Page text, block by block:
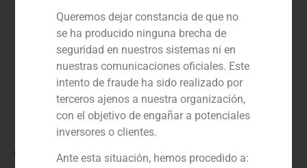
Rol:
Queremos dejar constancia de que no
se ha producido ninguna brecha de
seguridad en nuestros sistemas ni en
nuestras comunicaciones oficiales. Este
intento de fraude ha sido realizado por
terceros ajenos a nuestra organización,
con el objetivo de engañar a potenciales
inversores o clientes.
Ante esta situación, hemos procedido a: